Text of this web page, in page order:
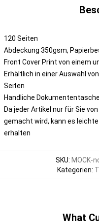
120 Seiten
Abdeckung 350gsm,
Front Cover Print von einem
Erhältlich in einer Auswahl
Seiten
Handliche
Da jeder Artikel nur für Sie
gemacht wird, kann es
erhalten
SKU: MOCK-
Kategorien:
What